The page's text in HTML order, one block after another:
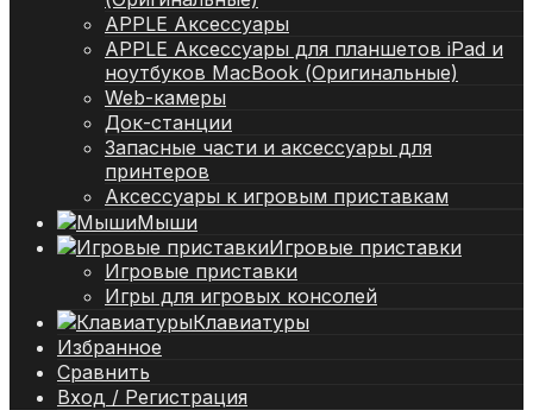
APPLE Аксессуары
APPLE Аксессуары для планшетов iPad и
ноутбуков MacBook (Оригинальные)
Web-камеры
Док-станции
Запасные части и аксессуары для
принтеров
Аксессуары к игровым приставкам
Мыши
Игровые приставки
Игровые приставки
Игры для игровых консолей
Клавиатуры
Избранное
Сравнить
Вход / Регистрация